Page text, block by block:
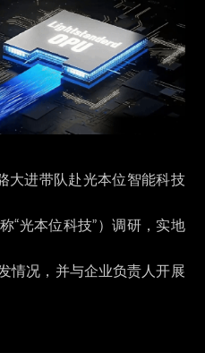
大进带队赴光本位智能科技
“光本位科技”）调研，实地
情况，并与企业负责人开展